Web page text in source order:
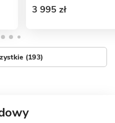
3 995 zł
(193)